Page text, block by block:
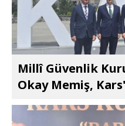
Millî Güvenlik
Okay Memiş,